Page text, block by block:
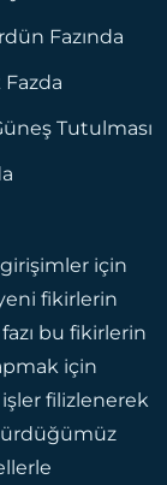
Fazında
Tutulması
için
fikirlerin
bu fikirlerin
için
işler filizlenerek